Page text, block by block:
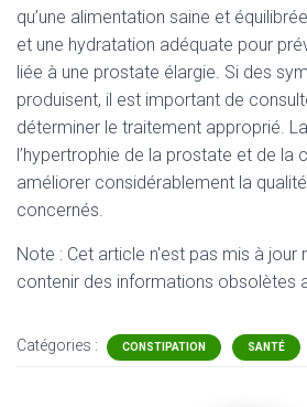
qu’une alimentation saine et
et une hydratation adéquate pour
liée à une prostate élargie. Si des
produisent, il est important de
déterminer le traitement approprié.
l’hypertrophie de la prostate et de la
améliorer considérablement la
concernés.
Note : Cet article n'est pas mis à jour
contenir des informations obsolètes
Catégories : CONSTIPATION SANTÉ